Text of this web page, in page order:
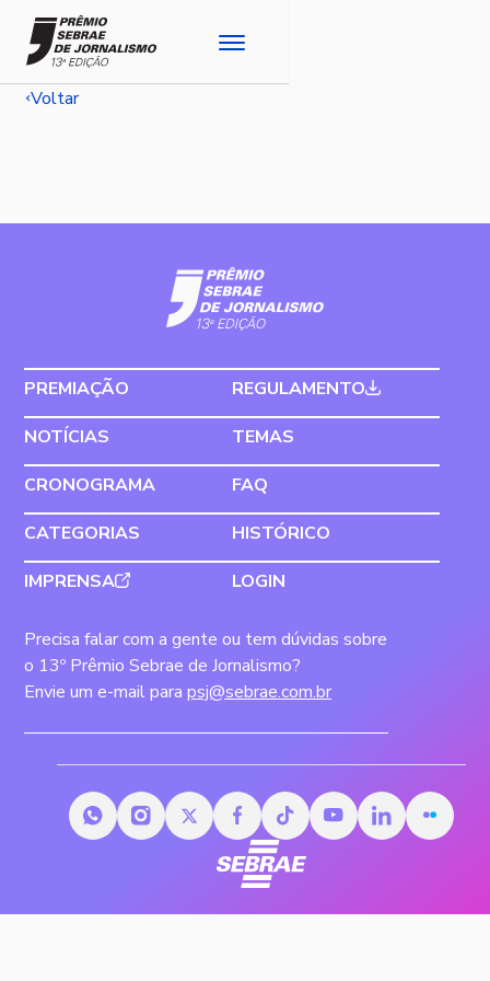
Voltar
PREMIAÇÃO
REGULAMENTO
NOTÍCIAS
TEMAS
CRONOGRAMA
FAQ
CATEGORIAS
HISTÓRICO
IMPRENSA
LOGIN
Precisa falar com a gente ou tem dúvidas sobre
o 13º Prêmio Sebrae de Jornalismo?
Envie um e-mail para psj@sebrae.com.br